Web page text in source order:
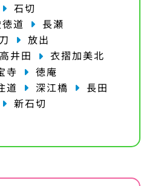
石切
道
長瀬
放出
井田
衣摺加美北
寺
徳庵
道 深江橋
長田
新石切